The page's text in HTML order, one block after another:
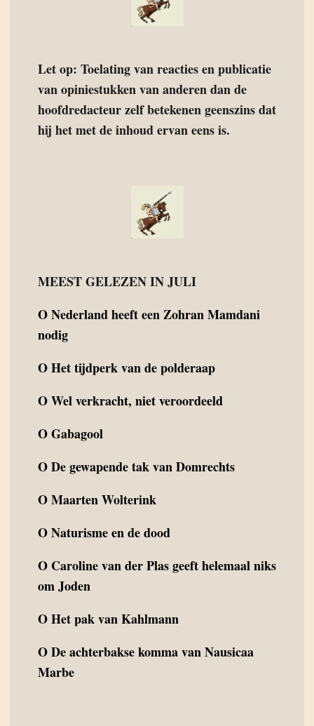
Let op: Toelating van reacties en publicatie
van opiniestukken van anderen dan de
hoofdredacteur zelf betekenen geenszins dat
hij het met de inhoud ervan eens is.
MEEST GELEZEN IN JULI
ONederland heeft een Zohran Mamdani
nodig
OHet tijdperk van de polderaap
OWel verkracht, niet veroordeeld
OGabagool
ODe gewapende tak van Domrechts
OMaarten Wolterink
ONaturisme en de dood
O Caroline van der Plas geeft helemaal niks
om Joden
OHet pak van Kahlmann
ODe achterbakse komma van Nausicaa
Marbe